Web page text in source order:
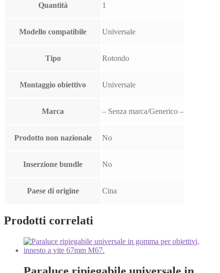
Quantità 1
Modello compatibile Universale
Tipo Rotondo
Montaggio obiettivo Universale
Marca – Senza marca/Generico –
Prodotto non nazionale No
Inserzione bundle No
Paese di origine Cina
Prodotti correlati